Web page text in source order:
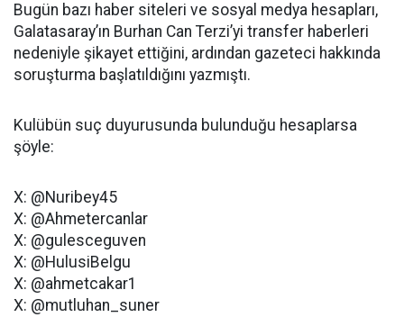
Bugün bazı haber siteleri ve sosyal medya hesapları,
Galatasaray’ın Burhan Can Terzi’yi transfer haberleri
nedeniyle şikayet ettiğini, ardından gazeteci hakkında
soruşturma başlatıldığını yazmıştı.
Kulübün suç duyurusunda bulunduğu hesaplarsa
şöyle:
X: @Nuribey45
X: @Ahmetercanlar
X: @gulesceguven
X: @HulusiBelgu
X: @ahmetcakar1
X: @mutluhan_suner